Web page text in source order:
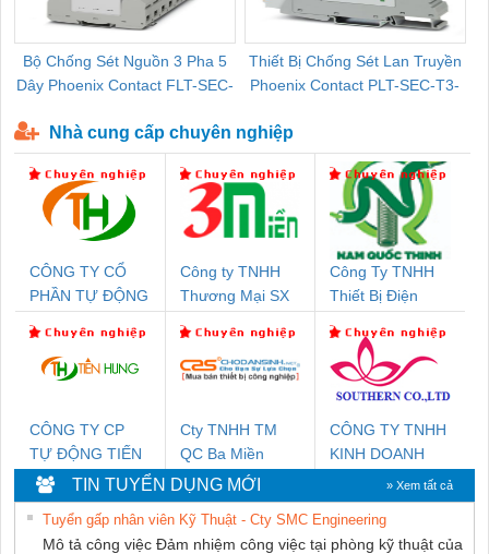
Bộ Chống Sét Nguồn 3 Pha 5
Dây Phoenix Contact FLT-SEC-
Thiết Bị Chống Sét Lan Truyền
Phoenix Contact PLT-SEC-T3-
Nhà cung cấp chuyên nghiệp
CÔNG TY CỔ
PHẦN TỰ ĐỘNG
Công ty TNHH
Thương Mại SX
Công Ty TNHH
Thiết Bị Điện
CÔNG TY CP
TỰ ĐỘNG TIẾN
HƯNG
Cty TNHH TM
QC Ba Miền
CÔNG TY TNHH
KINH DOANH
DỊCH VỤ XNK
PHƯƠNG NAM
TIN TUYỂN DỤNG MỚI » Xem tất cả
Tuyển gấp nhân viên Kỹ Thuật - Cty SMC Engineering
Mô tả công việc Đảm nhiệm công việc tại phòng kỹ thuật của